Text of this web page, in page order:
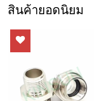
สินค้ายอดนิยม